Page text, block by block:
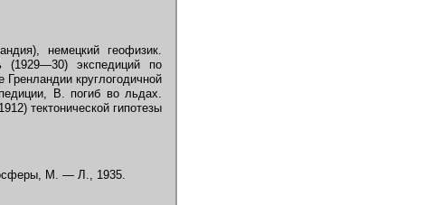
немецкий геофизик.
(1929—30) экспедиций по
круглогодичной
В. погиб во льдах.
тектонической гипотезы
М. — Л., 1935.